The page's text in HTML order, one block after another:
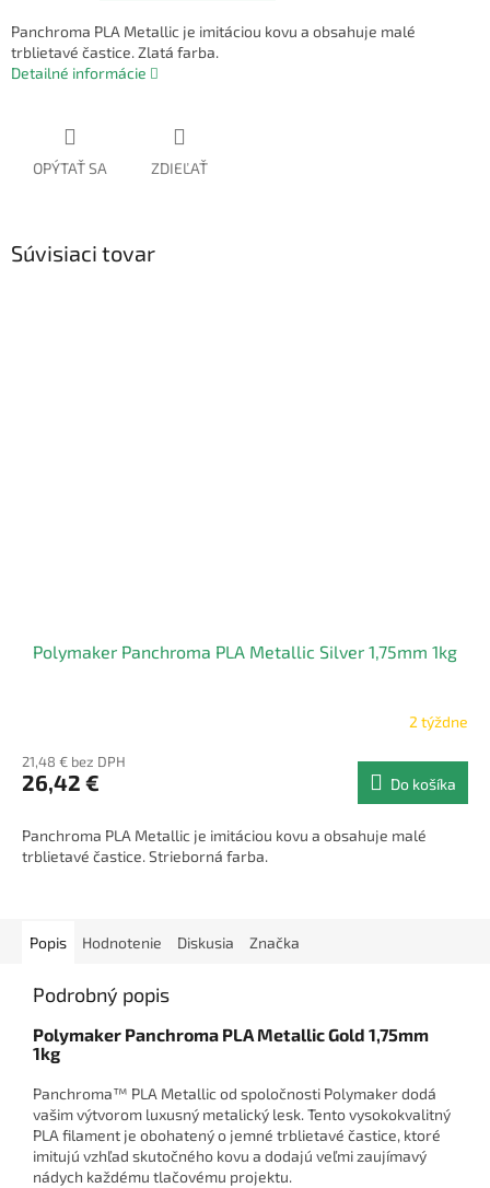
Panchroma PLA Metallic je imitáciou kovu a obsahuje malé
trblietavé častice. Zlatá farba.
Detailné informácie
OPÝTAŤ SA ZDIEĽAŤ
Súvisiaci tovar
Polymaker Panchroma PLA Metallic Silver 1,75mm 1kg
2 týždne
21,48 € bez DPH
26,42 € Do košíka
Panchroma PLA Metallic je imitáciou kovu a obsahuje malé
trblietavé častice. Strieborná farba.
Popis Hodnotenie Diskusia Značka
Podrobný popis
Polymaker Panchroma PLA Metallic Gold 1,75mm
1kg
Panchroma™ PLA Metallic od spoločnosti Polymaker dodá
vašim výtvorom luxusný metalický lesk. Tento vysokokvalitný
PLA filament je obohatený o jemné trblietavé častice, ktoré
imitujú vzhľad skutočného kovu a dodajú veľmi zaujímavý
nádych každému tlačovému projektu.